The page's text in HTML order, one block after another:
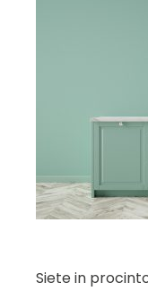
Siete in